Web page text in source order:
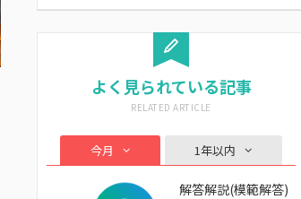
よく見られている記事
今月 1年以内
解答解説(模範解答)